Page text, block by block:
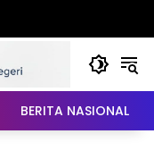
BERITA NASIONAL